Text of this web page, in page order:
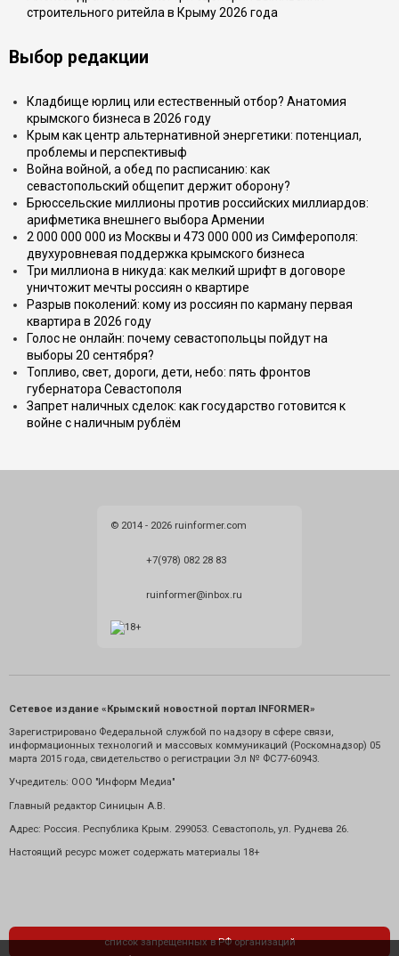
строительного ритейла в Крыму 2026 года
Выбор редакции
Кладбище юрлиц или естественный отбор? Анатомия
крымского бизнеса в 2026 году
Крым как центр альтернативной энергетики: потенциал,
проблемы и перспективыф
Война войной, а обед по расписанию: как
севастопольский общепит держит оборону?
Брюссельские миллионы против российских миллиардов:
арифметика внешнего выбора Армении
2 000 000 000 из Москвы и 473 000 000 из Симферополя:
двухуровневая поддержка крымского бизнеса
Три миллиона в никуда: как мелкий шрифт в договоре
уничтожит мечты россиян о квартире
Разрыв поколений: кому из россиян по карману первая
квартира в 2026 году
Голос не онлайн: почему севастопольцы пойдут на
выборы 20 сентября?
Топливо, свет, дороги, дети, небо: пять фронтов
губернатора Севастополя
Запрет наличных сделок: как государство готовится к
войне с наличным рублём
© 2014 - 2026 ruinformer.com
+7(978) 082 28 83
ruinformer@inbox.ru
Сетевое издание «Крымский новостной портал INFORMER»
Зарегистрировано Федеральной службой по надзору в сфере связи,
информационных технологий и массовых коммуникаций (Роскомнадзор) 05
марта 2015 года, свидетельство о регистрации Эл № ФС77-60943.
Учредитель: ООО "Информ Медиа"
Главный редактор Синицын А.В.
Адрес: Россия. Республика Крым. 299053. Севастополь, ул. Руднева 26.
Настоящий ресурс может содержать материалы 18+
список запрещенных в РФ организаций